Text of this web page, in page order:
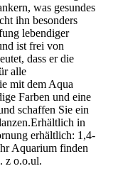
was gesundes
ihn besonders
lebendiger
ist frei von
dass er die
alle
mit dem Aqua
Farben und eine
schaffen Sie ein
in
erhältlich: 1,4-
Aquarium finden
z o.o.ul.